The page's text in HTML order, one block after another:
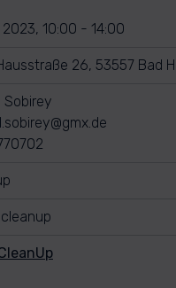
10:00 - 14:00
26, 53557 Bad
Sobirey